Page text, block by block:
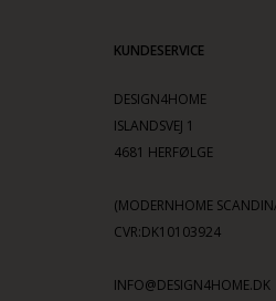
KUNDESERVICE
DESIGN4HOME
ISLANDSVEJ 1
4681 HERFØLGE
(MODERNHOME
CVR:DK10103924
INFO@DESIGN4HOME.DK